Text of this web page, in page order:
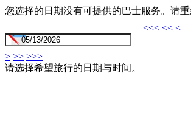
您选择的日期没有可提供的巴士服务。请
<<< << <
> >> >>>
请选择希望旅行的日期与时间。